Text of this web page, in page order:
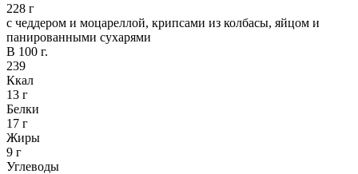
228 г
с чеддером и моцареллой, крипсами из колбасы, яйцом и
панированными сухарями
В 100 г.
239
Ккал
13 г
Белки
17 г
Жиры
9 г
Углеводы